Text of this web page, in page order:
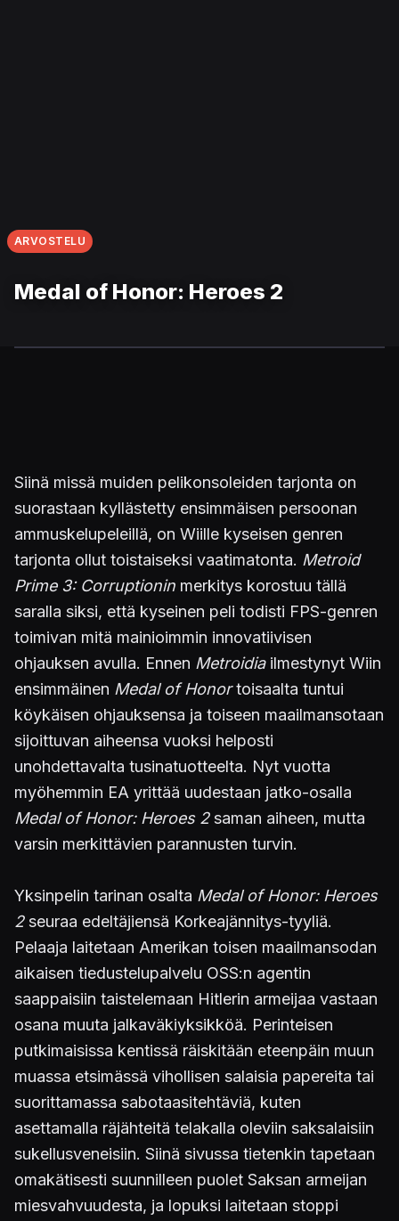
ARVOSTELU
Medal of Honor: Heroes 2
Siinä missä muiden pelikonsoleiden tarjonta on
suorastaan kyllästetty ensimmäisen persoonan
ammuskelupeleillä, on Wiille kyseisen genren
tarjonta ollut toistaiseksi vaatimatonta. Metroid
Prime 3: Corruptionin merkitys korostuu tällä
saralla siksi, että kyseinen peli todisti FPS-genren
toimivan mitä mainioimmin innovatiivisen
ohjauksen avulla. Ennen Metroidiailmestynyt Wiin
ensimmäinen Medal of Honortoisaalta tuntui
köykäisen ohjauksensa ja toiseen maailmansotaan
sijoittuvan aiheensa vuoksi helposti
unohdettavalta tusinatuotteelta. Nyt vuotta
myöhemmin EA yrittää uudestaan jatko-osalla
Medal of Honor: Heroes 2saman aiheen, mutta
varsin merkittävien parannusten turvin.
Yksinpelin tarinan osalta Medal of Honor: Heroes
2seuraa edeltäjiensä Korkeajännitys-tyyliä.
Pelaaja laitetaan Amerikan toisen maailmansodan
aikaisen tiedustelupalvelu OSS:n agentin
saappaisiin taistelemaan Hitlerin armeijaa vastaan
osana muuta jalkaväkiyksikköä. Perinteisen
putkimaisissa kentissä räiskitään eteenpäin muun
muassa etsimässä vihollisen salaisia papereita tai
suorittamassa sabotaasitehtäviä, kuten
asettamalla räjähteitä telakalla oleviin saksalaisiin
sukellusveneisiin. Siinä sivussa tietenkin tapetaan
omakätisesti suunnilleen puolet Saksan armeijan
miesvahvuudesta, ja lopuksi laitetaan stoppi